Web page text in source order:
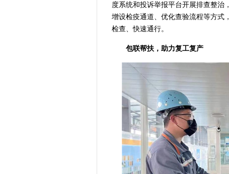
度系统和投诉举报平台开展排查整治
增设检疫通道、优化查验流程等方式
检查、快速通行。
包联帮扶，助力复工复产